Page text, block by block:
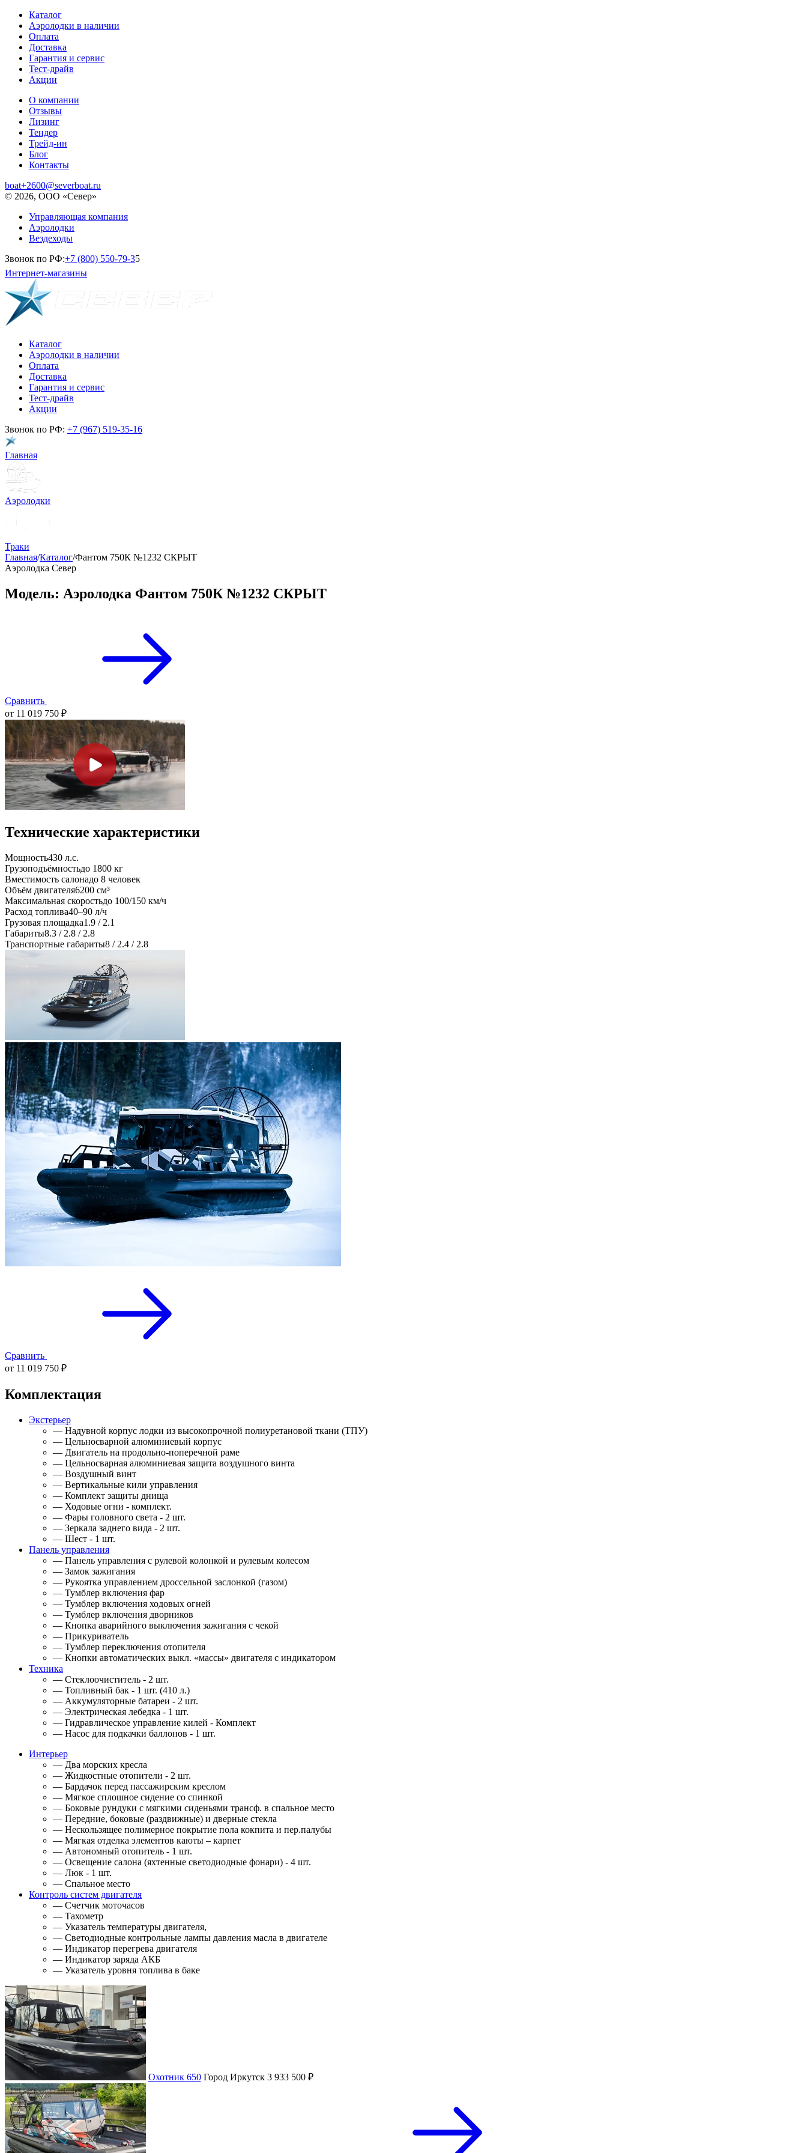
Каталог
Аэролодки в наличии
Оплата
Доставка
Гарантия и сервис
Тест-драйв
Акции
О компании
Отзывы
Лизинг
Тендер
Трейд-ин
Блог
Контакты
boat+2600@severboat.ru
© 2026, ООО «Север»
Управляющая компания
Аэролодки
Вездеходы
Звонок по РФ:+7 (800) 550-79-35
Интернет-магазины
Каталог
Аэролодки в наличии
Оплата
Доставка
Гарантия и сервис
Тест-драйв
Акции
Звонок по РФ: +7 (967) 519-35-16
Главная
Аэролодки
Траки
Главная/Каталог/Фантом 750К №1232 СКРЫТ
Аэролодка Север
Модель: Аэролодка Фантом 750К №1232 СКРЫТ
Сравнить
от 11 019 750 ₽
Технические характеристики
Мощность430 л.с.
Грузоподъёмностьдо 1800 кг
Вместимость салонадо 8 человек
Объём двигателя6200 см³
Максимальная скоростьдо 100/150 км/ч
Расход топлива40–90 л/ч
Грузовая площадка1.9 / 2.1
Габариты8.3 / 2.8 / 2.8
Транспортные габариты8 / 2.4 / 2.8
Сравнить
от 11 019 750 ₽
Комплектация
Экстерьер
— Надувной корпус лодки из высокопрочной полиуретановой ткани (ТПУ)
— Цельносварной алюминиевый корпус
— Двигатель на продольно-поперечной раме
— Цельносварная алюминиевая защита воздушного винта
— Воздушный винт
— Вертикальные кили управления
— Комплект защиты днища
— Ходовые огни - комплект.
— Фары головного света - 2 шт.
— Зеркала заднего вида - 2 шт.
— Шест - 1 шт.
Панель управления
— Панель управления с рулевой колонкой и рулевым колесом
— Замок зажигания
— Рукоятка управлением дроссельной заслонкой (газом)
— Тумблер включения фар
— Тумблер включения ходовых огней
— Тумблер включения дворников
— Кнопка аварийного выключения зажигания с чекой
— Прикуриватель
— Тумблер переключения отопителя
— Кнопки автоматических выкл. «массы» двигателя с индикатором
Техника
— Стеклоочиститель - 2 шт.
— Топливный бак - 1 шт. (410 л.)
— Аккумуляторные батареи - 2 шт.
— Электрическая лебедка - 1 шт.
— Гидравлическое управление килей - Комплект
— Насос для подкачки баллонов - 1 шт.
Интерьер
— Два морских кресла
— Жидкостные отопители - 2 шт.
— Бардачок перед пассажирским креслом
— Мягкое сплошное сидение со спинкой
— Боковые рундуки с мягкими сиденьями трансф. в спальное место
— Передние, боковые (раздвижные) и дверные стекла
— Нескользящее полимерное покрытие пола кокпита и пер.палубы
— Мягкая отделка элементов каюты – карпет
— Автономный отопитель - 1 шт.
— Освещение салона (яхтенные светодиодные фонари) - 4 шт.
— Люк - 1 шт.
— Спальное место
Контроль систем двигателя
— Счетчик моточасов
— Тахометр
— Указатель температуры двигателя,
— Светодиодные контрольные лампы давления масла в двигателе
— Индикатор перегрева двигателя
— Индикатор заряда АКБ
— Указатель уровня топлива в баке
Охотник 650 Город Иркутск 3 933 500 ₽